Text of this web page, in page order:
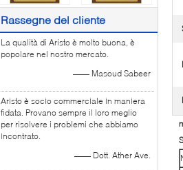
Rassegne del cliente
La qualità di Aristo è molto buona, è
popolare nel nostro mercato.
—— Masoud Sabeer
Aristo è socio commerciale in maniera
fidata. Provano sempre il loro meglio
per risolvere i problemi che abbiamo
incontrato.
—— Dott. Ather Ave.